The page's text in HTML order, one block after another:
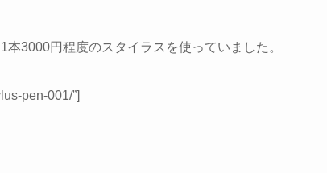
3000円程度のスタイラスを使っていました。
pen-001/”]